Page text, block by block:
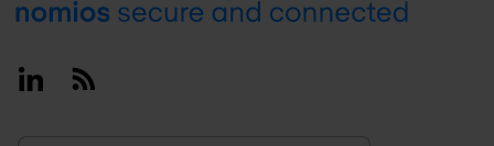
Footer
LinkedinRSS